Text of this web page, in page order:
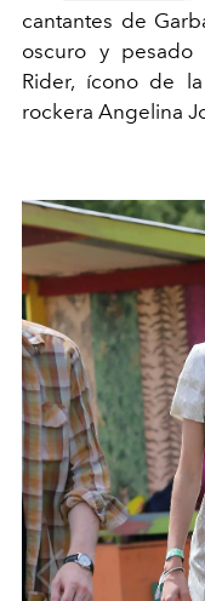
cantantes de
oscuro y
Rider, ícono de
rockera Angelina